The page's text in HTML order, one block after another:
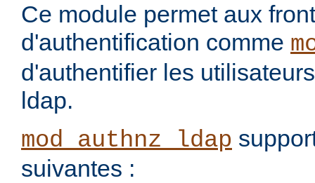
Ce module permet aux
d'authentification comme
d'authentifier les
ldap.
mod_authnz_ldap
suivantes :